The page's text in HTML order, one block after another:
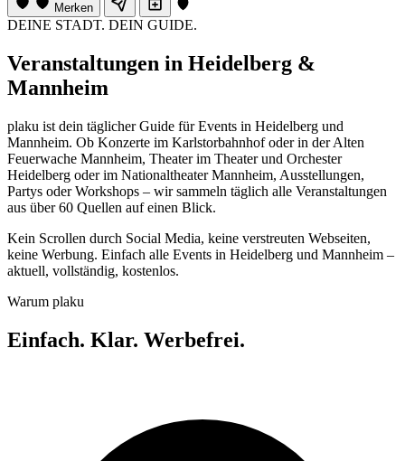
Merken
DEINE STADT. DEIN GUIDE.
Veranstaltungen in Heidelberg &
Mannheim
plaku ist dein täglicher Guide für Events in Heidelberg und
Mannheim. Ob Konzerte im Karlstorbahnhof oder in der Alten
Feuerwache Mannheim, Theater im Theater und Orchester
Heidelberg oder im Nationaltheater Mannheim, Ausstellungen,
Partys oder Workshops – wir sammeln täglich alle Veranstaltungen
aus über 60 Quellen auf einen Blick.
Kein Scrollen durch Social Media, keine verstreuten Webseiten,
keine Werbung. Einfach alle Events in Heidelberg und Mannheim –
aktuell, vollständig, kostenlos.
Warum plaku
Einfach. Klar. Werbefrei.